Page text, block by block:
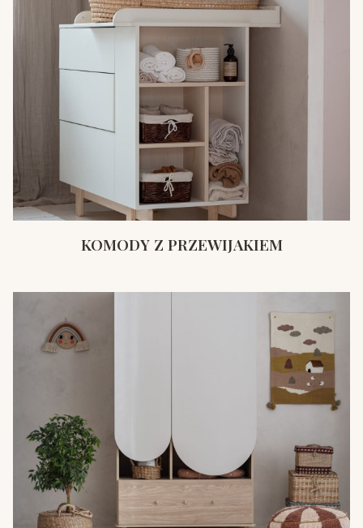
KOMODY Z PRZEWIJAKIEM